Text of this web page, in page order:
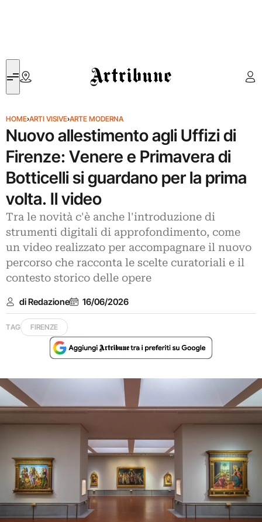
Artribune
HOME›ARTI VISIVE›ARTE MODERNA
Nuovo allestimento agli Uffizi di
Firenze: Venere e Primavera di
Botticelli si guardano per la prima
volta. Il video
Tra le novità c'è anche l'introduzione di
strumenti digitali di approfondimento, come
un video realizzato per accompagnare il nuovo
percorso che racconta le scelte curatoriali e il
contesto storico delle opere
di Redazione 16/06/2026
TAG FIRENZE